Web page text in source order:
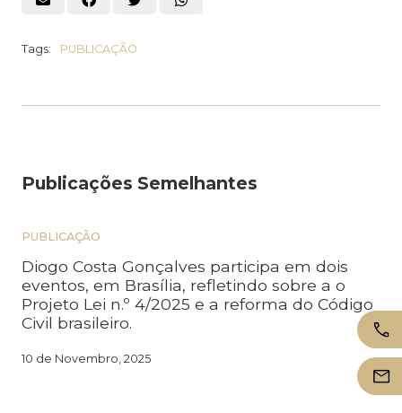
Tags: PUBLICAÇÃO
Publicações Semelhantes
PUBLICAÇÃO
Diogo Costa Gonçalves participa em dois
eventos, em Brasília, refletindo sobre a o
Projeto Lei n.º 4/2025 e a reforma do Código
Civil brasileiro.
10 de Novembro, 2025